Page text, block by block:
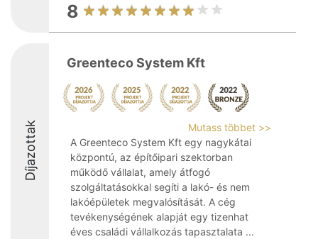
8
Díjazottak
Greenteco System Kft
Mutass többet >>
A Greenteco System Kft egy nagykátai
központú, az építőipari szektorban
működő vállalat, amely átfogó
szolgáltatásokkal segíti a lakó- és nem
lakóépületek megvalósítását. A cég
tevékenységének alapját egy tizenhat
éves családi vállalkozás tapasztalata ...